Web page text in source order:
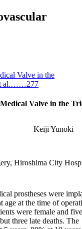
Valve in the
al.……277
Valve in the
Hiroshima City
Keiji Yunoki
prostheses were
age at the time of
were female and
three late deaths. The